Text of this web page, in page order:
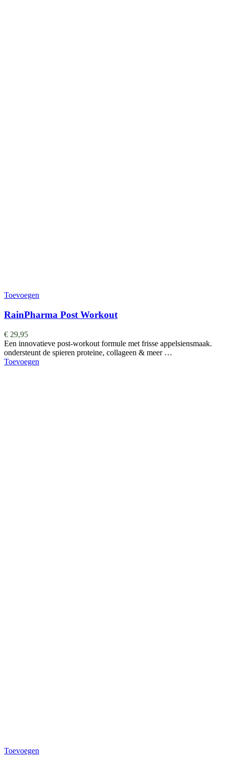
Toevoegen
RainPharma Post Workout
€ 29,95
Een innovatieve post-workout formule met frisse appelsiensmaak.
ondersteunt de spieren proteine, collageen & meer …
Toevoegen
Toevoegen